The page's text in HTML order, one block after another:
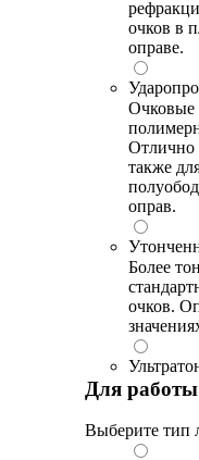
очков в
оправе.
Очковые
Отлично
также
оправ.
Более
очков.
Для
Выберите тип